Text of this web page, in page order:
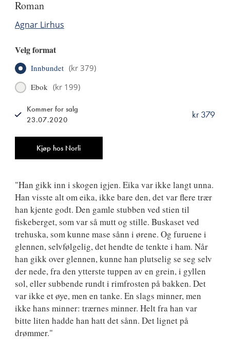
roman
Agnar Lirhus
Velg format
Innbundet (kr 379)
Ebok (kr 199)
Kjøp hos Norli
kr 379
Kommer for salg
23.07.2020
"Han gikk inn i skogen igjen. Eika var ikke langt unna.
Han visste alt om eika, ikke bare den, det var flere trær
han kjente godt. Den gamle stubben ved stien til
fiskeberget, som var så mutt og stille. Buskaset ved
trehuska, som kunne mase sånn i ørene. Og furuene i
glennen, selvfølgelig, det hendte de tenkte i ham. Når
han gikk over glennen, kunne han plutselig se seg selv
der nede, fra den ytterste tuppen av en grein, i gyllen
sol, eller subbende rundt i rimfrosten på bakken. Det
var ikke et øye, men en tanke. En slags minner, men
ikke hans minner: trærnes minner. Helt fra han var
bitte liten hadde han hatt det sånn. Det lignet på
drømmer."